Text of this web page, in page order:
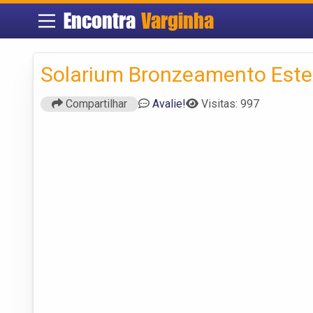
Encontra Varginha
Solarium Bronzeamento
Compartilhar Avalie! Visitas: 997